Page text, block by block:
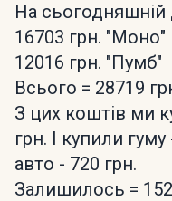
На сьогодняшній
16703 грн. "Моно"
12016 грн. "Пумб"
Всього = 28719
З цих коштів ми
грн. І купили
авто - 720 грн.
Залишилось =